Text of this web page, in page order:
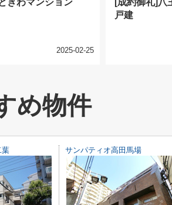
2025-02-25
戸建
め物件
葉 サンパティオ高田馬場